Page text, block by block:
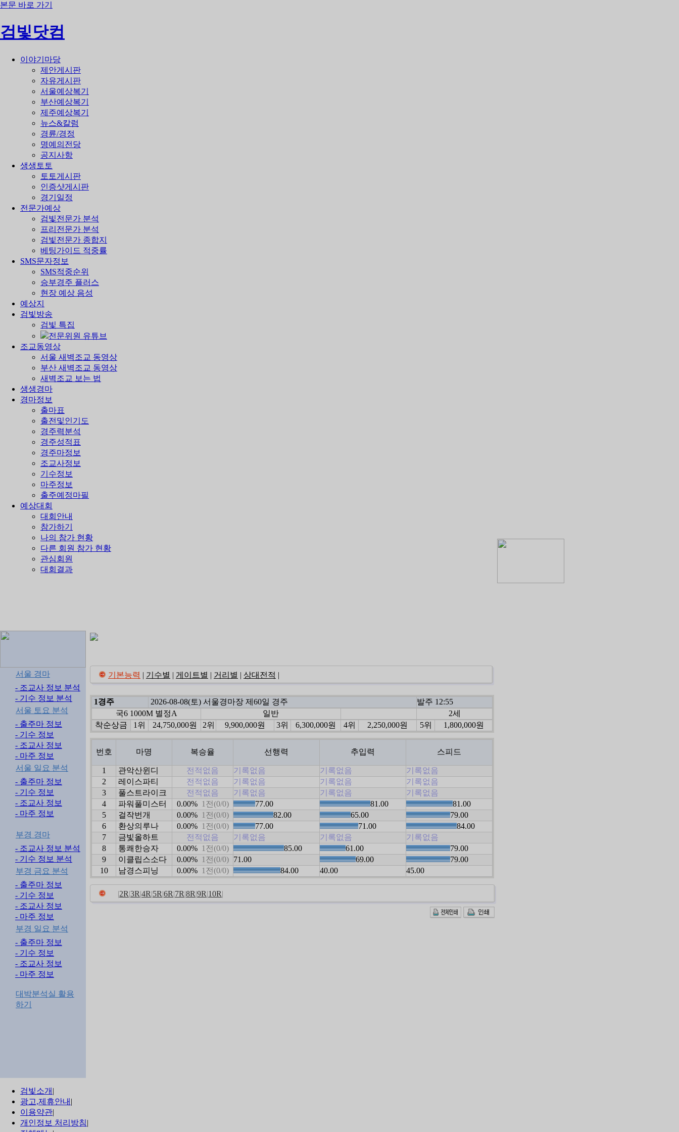
본문 바로 가기
검빛닷컴
이야기마당
제안게시판
자유게시판
서울예상복기
부산예상복기
제주예상복기
뉴스&칼럼
경륜/경정
명예의전당
공지사항
생생토토
토토게시판
인증샷게시판
경기일정
전문가예상
검빛전문가 분석
프리전문가 분석
검빛전문가 종합지
베팅가이드 적중률
SMS문자정보
SMS적중순위
승부경주 플러스
현장 예상 음성
예상지
검빛방송
검빛 특집
전문위원 유튜브
조교동영상
서울 새벽조교 동영상
부산 새벽조교 동영상
새벽조교 보는 법
생생경마
경마정보
출마표
출전및인기도
경주력분석
경주성적표
경주마정보
조교사정보
기수정보
마주정보
출주예정마필
예상대회
대회안내
참가하기
나의 참가 현황
다른 회원 참가 현황
관심회원
대회결과
서울 경마
- 조교사 정보 분석
- 기수 정보 분석
서울 토요 분석
- 출주마 정보
- 기수 정보
- 조교사 정보
- 마주 정보
서울 일요 분석
- 출주마 정보
- 기수 정보
- 조교사 정보
- 마주 정보
부경 경마
- 조교사 정보 분석
- 기수 정보 분석
부경 금요 분석
- 출주마 정보
- 기수 정보
- 조교사 정보
- 마주 정보
부경 일요 분석
- 출주마 정보
- 기수 정보
- 조교사 정보
- 마주 정보
대박분석실 활용
하기
기본능력 | 기수별 | 게이트별 | 거리별 | 상대전적 |
1경주 2026-08-08(토) 서울경마장 제60일 경주
발주 12:55
국6 1000M 별정A
일반
2세
착순상금
1위 24,750,000원 2위 9,900,000원 3위 6,300,000원 4위 2,250,000원 5위 1,800,000원
번호 마명 복승율 선행력 추입력 스피드
1 관악산윈디 전적없음 기록없음 기록없음
기록없음
2
레이스파티 전적없음 기록없음 기록없음
기록없음
3
풀스트라이크 전적없음 기록없음 기록없음
기록없음
4
파워풀미스터 0.00% 1전(0/0) 77.00 81.00
81.00
5
걸작번개 0.00% 1전(0/0) 82.00 65.00
79.00
6
환상의루나 0.00% 1전(0/0) 77.00 71.00
84.00
7
금빛올하트 전적없음 기록없음 기록없음
기록없음
8
통쾌한승자 0.00% 1전(0/0) 85.00 61.00
79.00
9
이클립스소다 0.00% 1전(0/0) 71.00 69.00
79.00
10
남경스피닝 0.00% 1전(0/0) 84.00 40.00 45.00
|2R|3R|4R|5R|6R|7R|8R|9R|10R|
검빛소개 |
광고,제휴안내 |
이용약관|
개인정보 처리방침|